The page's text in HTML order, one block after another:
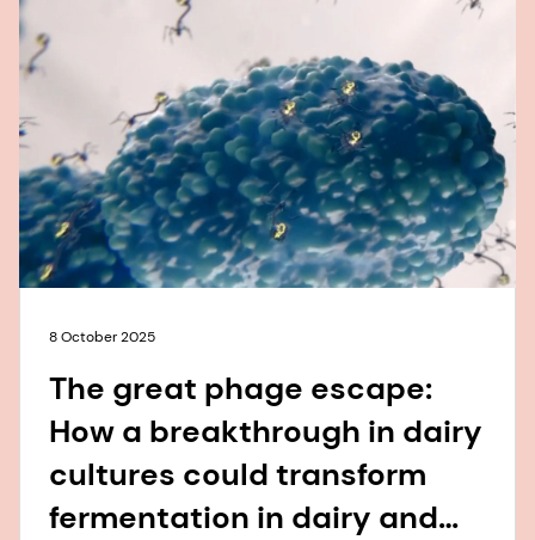
8 October 2025
The great phage escape:
How a breakthrough in dairy
cultures could transform
fermentation in dairy and